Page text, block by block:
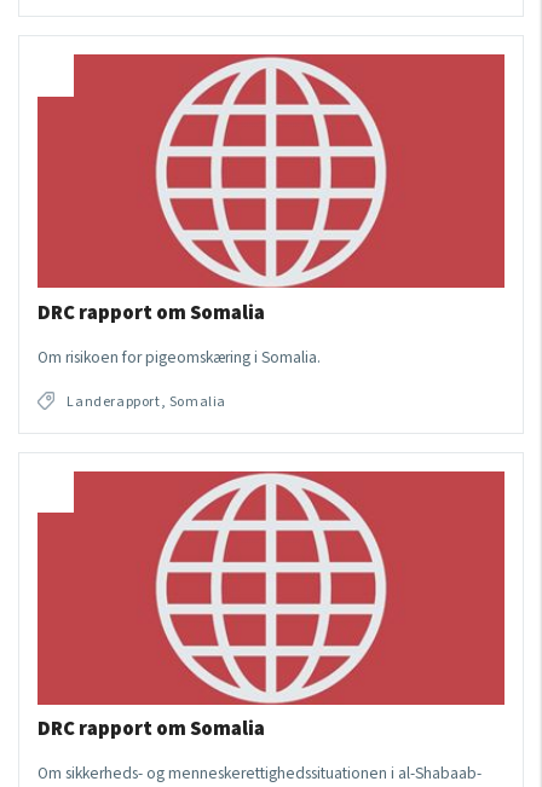
DRC rapport om Somalia
Om risikoen for pigeomskæring i Somalia.
Landerapport, Somalia
DRC rapport om Somalia
Om sikkerheds- og menneskerettighedssituationen i al-Shabaab-